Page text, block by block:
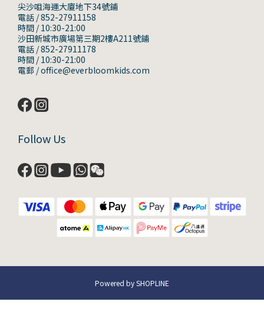
尖沙咀海運大廈地下34號鋪
電話 / 852-27911158
時間 / 10:30-21:00
沙田新城市廣場第三期2樓A211號鋪
電話 / 852-27911178
時間 / 10:30-21:00
電郵 / office@everbloomkids.com
Follow Us
Powered by SHOPLINE